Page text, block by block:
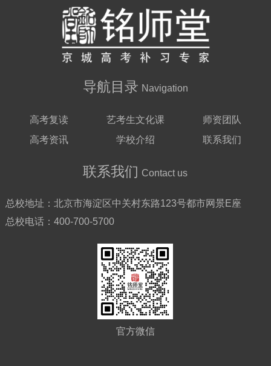
导航目录 Navigation
高考复读 艺考生文化课
师资团队
高考资讯
学校介绍 联系我们
联系我们 Contact us
总校地址： 北京市海淀区中关村东路123号都市网景E座
总校电话： 400-700-5700
官方微信